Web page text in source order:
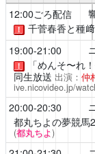
12:00ごろ配信
！ 千菅春香と種
19:00-21:00
！ 「めんそ〜れ
同生放送 出演： 仲
ive.nicovideo.jp/
20:00-20:30
都丸ちよの夢競馬
(都丸ちよ)